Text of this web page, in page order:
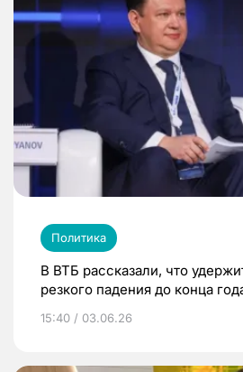
Политика
В ВТБ рассказали, что
резкого падения до конца
15:40 / 03.06.26